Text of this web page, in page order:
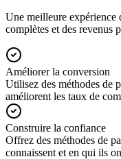
Une meilleure expérience
complètes et des revenus
Améliorer la conversion
Utilisez des méthodes de
améliorent les taux de
Construire la confiance
Offrez des méthodes de
connaissent et en qui ils